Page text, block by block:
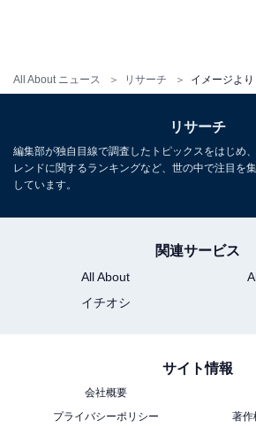
All About ニュース リサーチ
10位までの全ラ
る
リサーチ
編集部が独自目線で調査したトピックスをはじめ
レンドに関するランキングなど、世の中で注目を
しています。
関連サービス
All About
イチオシ
サイト情報
会社概要
プライバシーポリシー
著作